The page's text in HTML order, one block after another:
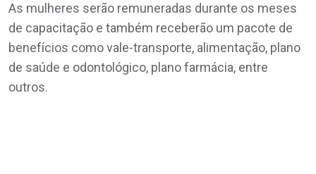
As mulheres serão remuneradas durante os meses
de capacitação e também receberão um pacote de
benefícios como vale-transporte, alimentação, plano
de saúde e odontológico, plano farmácia, entre
outros.